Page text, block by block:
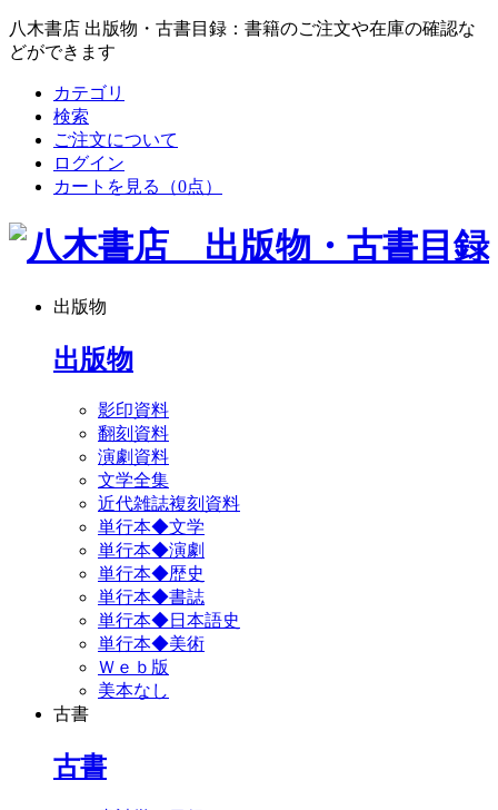
八木書店 出版物・古書目録：書籍のご注文や在庫の確認な
どができます
カテゴリ
検索
ご注文について
ログイン
カートを見る
（0点）
出版物
出版物
影印資料
翻刻資料
演劇資料
文学全集
近代雑誌複刻資料
単行本◆文学
単行本◆演劇
単行本◆歴史
単行本◆書誌
単行本◆日本語史
単行本◆美術
Ｗｅｂ版
美本なし
古書
古書